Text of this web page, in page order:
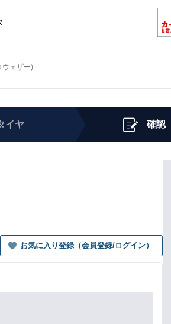
ウェザー)
イヤ 確認
お気に入り登録（会員登録/ログイン）